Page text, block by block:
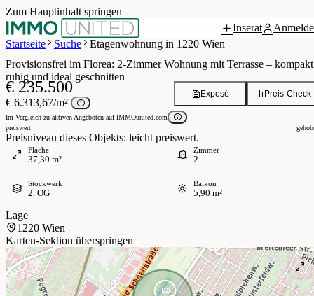
Zum Hauptinhalt springen
Inserat
Startseite
Suche Etagenwohnung in 1220 Wien
Grundriss
Provisionsfrei im Florea: 2-Zimmer Wohnung mit Terrasse –
ruhig und ideal geschnitten
€ 235.500
€ 6.313,67/m²
Im Vergleich zu aktiven Angeboten auf IMMOunited.com
preiswert
Preisniveau dieses Objekts: leicht preiswert.
Preis-Check
Exposé
Fläche
37,30 m²
Zimmer
2
Stockwerk
2. OG
Balkon
5,90 m²
Lage
1220 Wien
Karten-Sektion überspringen